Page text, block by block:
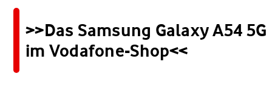
>>Das Samsung Galaxy A54 5G
im Vodafone-Shop<<